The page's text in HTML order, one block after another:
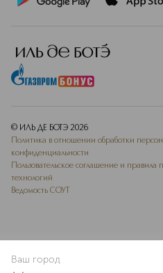
В КОРЗИНУ
© ИЛЬ ДЕ БОТЭ 2026
Политика в отношении обработки
конфиденциальности
Пользовательское соглашение и
технологий
Ведомость СОУТ
Ваш город